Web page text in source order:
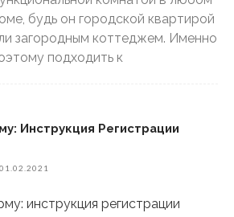
будь он городской квартирой
загородным коттеджем. Именно
подходить к
Инструкция Регистрации
01.02.2021